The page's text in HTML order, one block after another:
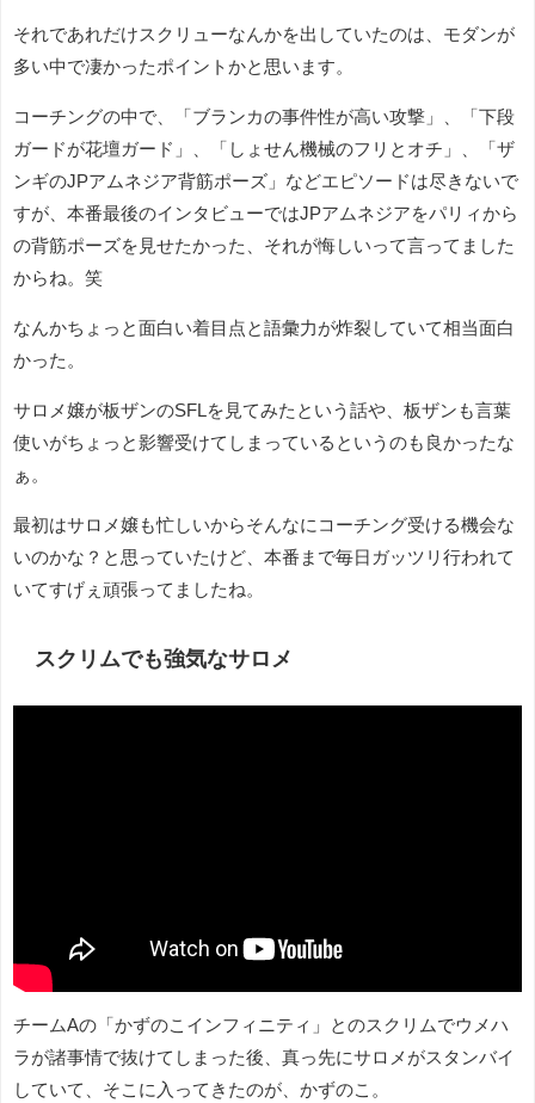
それであれだけスクリューなんかを出していたのは、モダンが
多い中で凄かったポイントかと思います。
コーチングの中で、「ブランカの事件性が高い攻撃」、「下段
ガードが花壇ガード」、「しょせん機械のフリとオチ」、「ザ
ンギのJPアムネジア背筋ポーズ」などエピソードは尽きないで
すが、本番最後のインタビューではJPアムネジアをパリィから
の背筋ポーズを見せたかった、それが悔しいって言ってました
からね。笑
なんかちょっと面白い着目点と語彙力が炸裂していて相当面白
かった。
サロメ嬢が板ザンのSFLを見てみたという話や、板ザンも言葉
使いがちょっと影響受けてしまっているというのも良かったな
ぁ。
最初はサロメ嬢も忙しいからそんなにコーチング受ける機会な
いのかな？と思っていたけど、本番まで毎日ガッツリ行われて
いてすげぇ頑張ってましたね。
スクリムでも強気なサロメ
チームAの「かずのこインフィニティ」とのスクリムでウメハ
ラが諸事情で抜けてしまった後、真っ先にサロメがスタンバイ
していて、そこに入ってきたのが、かずのこ。